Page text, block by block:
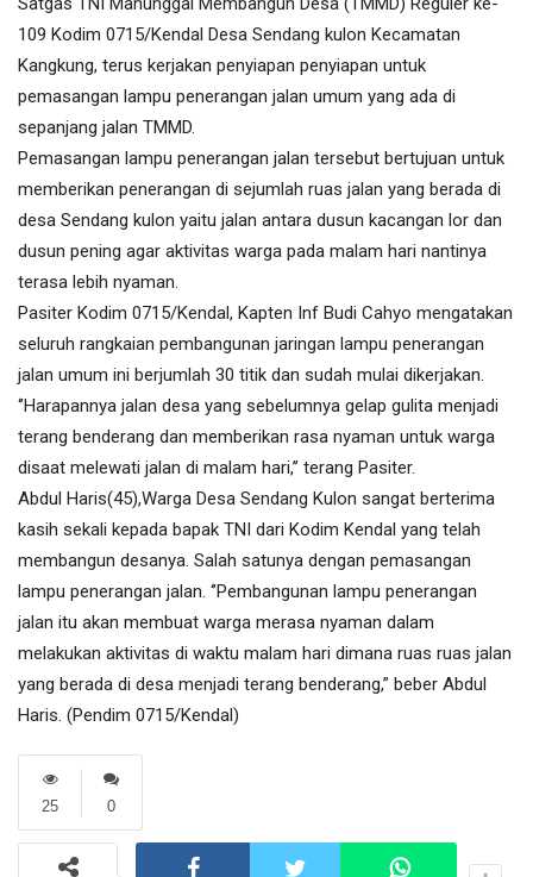
109 Kodim 0715/Kendal Desa Sendang kulon Kecamatan
Kangkung, terus kerjakan penyiapan penyiapan untuk
pemasangan lampu penerangan jalan umum yang ada di
sepanjang jalan TMMD.
Pemasangan lampu penerangan jalan tersebut bertujuan untuk
memberikan penerangan di sejumlah ruas jalan yang berada di
desa Sendang kulon yaitu jalan antara dusun kacangan lor dan
dusun pening agar aktivitas warga pada malam hari nantinya
terasa lebih nyaman.
Pasiter Kodim 0715/Kendal, Kapten Inf Budi Cahyo mengatakan
seluruh rangkaian pembangunan jaringan lampu penerangan
jalan umum ini berjumlah 30 titik dan sudah mulai dikerjakan.
‘’Harapannya jalan desa yang sebelumnya gelap gulita menjadi
terang benderang dan memberikan rasa nyaman untuk warga
disaat melewati jalan di malam hari,’’ terang Pasiter.
Abdul Haris(45),Warga Desa Sendang Kulon sangat berterima
kasih sekali kepada bapak TNI dari Kodim Kendal yang telah
membangun desanya. Salah satunya dengan pemasangan
lampu penerangan jalan. ‘’Pembangunan lampu penerangan
jalan itu akan membuat warga merasa nyaman dalam
melakukan aktivitas di waktu malam hari dimana ruas ruas jalan
yang berada di desa menjadi terang benderang,” beber Abdul
Haris. (Pendim 0715/Kendal)
0
25